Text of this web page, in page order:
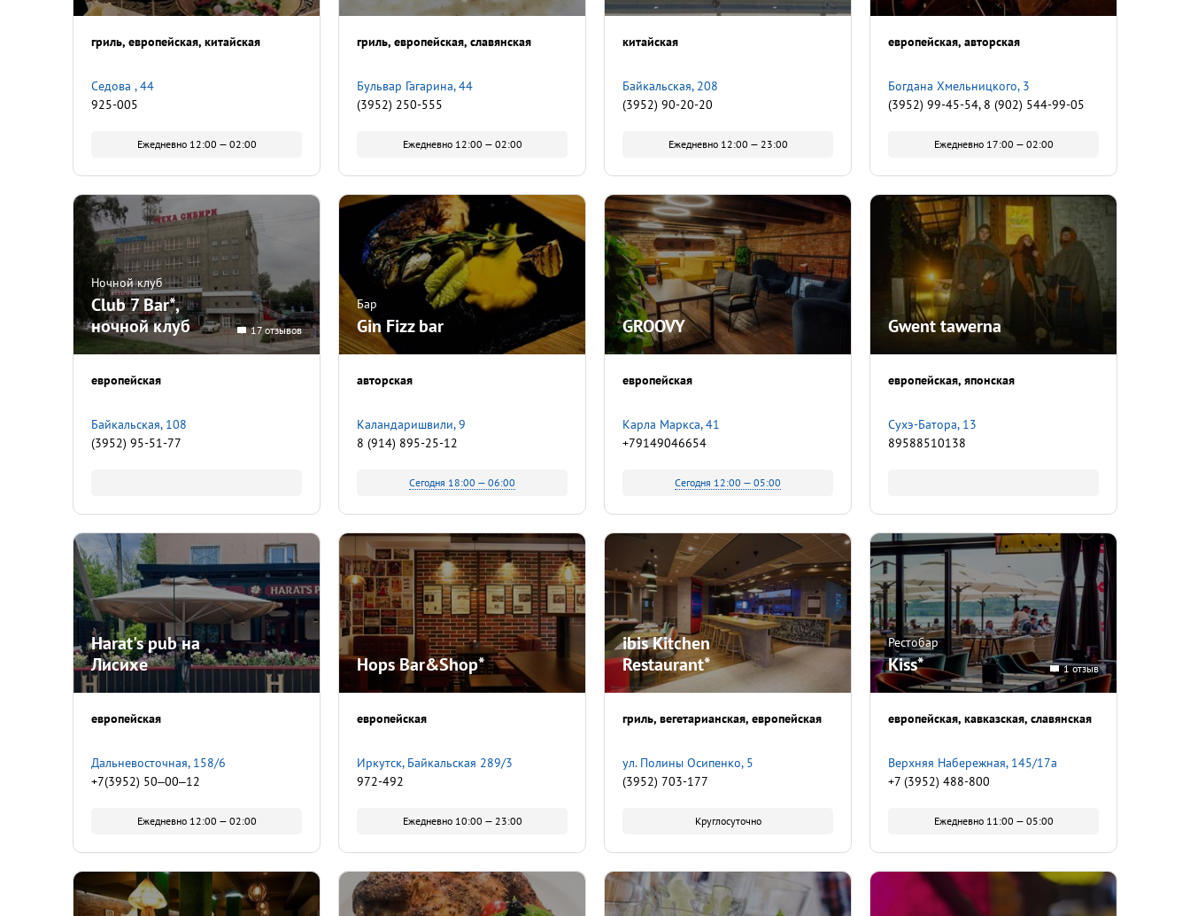
гриль европейская китайская
Седова , 44
925-005
Ежедневно 12:00 — 02:00
гриль европейская славянская
Бульвар Гагарина, 44
(3952) 250-555
Ежедневно 12:00 — 02:00
китайская
Байкальская, 208
(3952) 90-20-20
Ежедневно 12:00 — 23:00
европейская авторская
Богдана Хмельницкого, 3
(3952) 99-45-54, 8 (902) 544-99-05
Ежедневно 17:00 — 02:00
Ночной клуб
Club 7 Bar*,
ночной клуб
17 отзывов
европейская
Байкальская, 108
(3952) 95-51-77
Бар
Gin Fizz bar
авторская
Каландаришвили, 9
8 (914) 895-25-12
Сегодня 18:00 — 06:00
GROOVY
европейская
Карла Маркса, 41
+79149046654
Сегодня 12:00 — 05:00
Gwent tawerna
европейская японская
Сухэ-Батора, 13
89588510138
Harat's pub на
Лисихе
европейская
Дальневосточная, 158/6
+7(3952) 50‒00‒12
Ежедневно 12:00 — 02:00
Hops Bar&Shop*
европейская
Иркутск, Байкальская 289/3
972-492
Ежедневно 10:00 — 23:00
ibis Kitchen
Restaurant*
гриль вегетарианская европейская
ул. Полины Осипенко, 5
(3952) 703-177
Круглосуточно
Рестобар
Kiss* 1 отзыв
европейская кавказская славянская
Верхняя Набережная, 145/17а
+7 (3952) 488-800
Ежедневно 11:00 — 05:00